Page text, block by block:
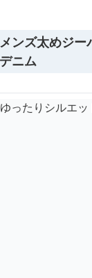
ンズ太めジー
ニム